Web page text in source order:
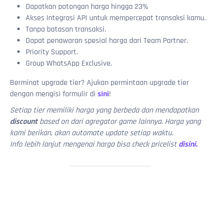
Dapatkan potongan harga hingga 23%
Akses Integrasi API untuk mempercepat transaksi kamu.
Tanpa batasan transaksi.
Dapat penawaran spesial harga dari Team Partner.
Priority Support.
Group WhatsApp Exclusive.
Berminat upgrade tier? Ajukan permintaan upgrade tier
dengan mengisi formulir di sini!
Setiap tier memiliki harga yang berbeda dan mendapatkan
discountbased on dari agregator game lainnya. Harga yang
kami berikan, akan automate update setiap waktu.
Info lebih lanjut mengenai harga bisa check pricelistdisini.